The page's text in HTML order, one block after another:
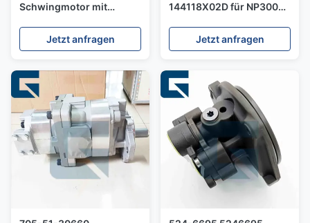
Schwingmotor mit
Jetzt anfragen
144118X02D für NP300
Jetzt anfragen